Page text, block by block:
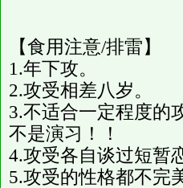
【食用注意/排雷】
1.年下攻。
2.攻受相差八岁。
3.不适合一定程度的
不是演习！！
4.攻受各自谈过短暂
5.攻受的性格都不完